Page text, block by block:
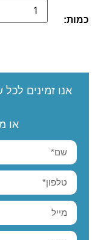
כמות:
אנו זמינים
או